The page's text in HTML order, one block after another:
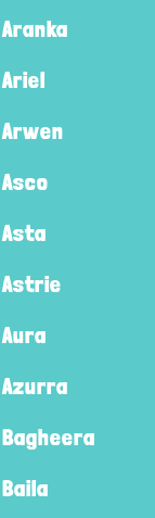
Aranka
Ariel
Arwen
Asco
Asta
Astrie
Aura
Azurra
Bagheera
Baila